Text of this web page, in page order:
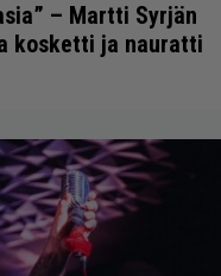
– Martti Syrjän
kosketti ja nauratti